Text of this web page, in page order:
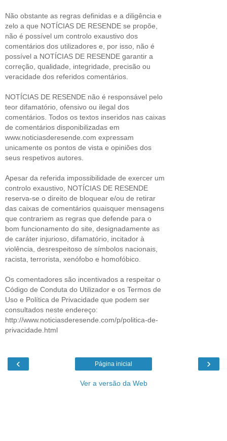
Não obstante as regras definidas e a diligência e
zelo a que NOTÍCIAS DE RESENDE se propõe,
não é possível um controlo exaustivo dos
comentários dos utilizadores e, por isso, não é
possível a NOTÍCIAS DE RESENDE garantir a
correção, qualidade, integridade, precisão ou
veracidade dos referidos comentários.
NOTÍCIAS DE RESENDE não é responsável pelo
teor difamatório, ofensivo ou ilegal dos
comentários. Todos os textos inseridos nas caixas
de comentários disponibilizadas em
www.noticiasderesende.com expressam
unicamente os pontos de vista e opiniões dos
seus respetivos autores.
Apesar da referida impossibilidade de exercer um
controlo exaustivo, NOTÍCIAS DE RESENDE
reserva-se o direito de bloquear e/ou de retirar
das caixas de comentários quaisquer mensagens
que contrariem as regras que defende para o
bom funcionamento do site, designadamente as
de caráter injurioso, difamatório, incitador à
violência, desrespeitoso de símbolos nacionais,
racista, terrorista, xenófobo e homofóbico.
Os comentadores são incentivados a respeitar o
Código de Conduta do Utilizador e os Termos de
Uso e Política de Privacidade que podem ser
consultados neste endereço:
http://www.noticiasderesende.com/p/politica-de-
privacidade.html
‹ ›
Página inicial
Ver a versão da Web